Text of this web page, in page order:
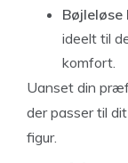
Bøjleløse
ideelt til
komfort.
Uanset din
der passer til
figur.